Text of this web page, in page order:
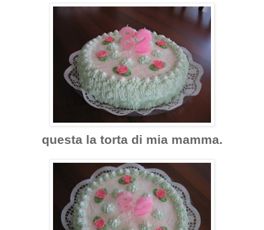
questa la torta di mia mamma.